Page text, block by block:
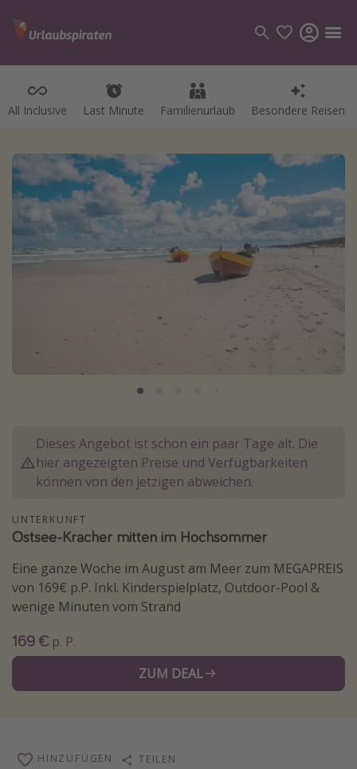
All Inclusive Last Minute Familienurlaub Besondere Reisen
Kategorien
Hotel
Pauschalreisen
Kreuzfahrten
Gozo Urlaub
Normandie Urlaub
Kefalonia Urlaub
Krabi Urlaub
Sri Lanka Rundreise
Reisethemen
Alle Reisethemen
Wellnessurlaub
Disneyland Paris
Singlereisen
Dieses Angebot ist schon ein paar Tage alt. Die
hier angezeigten Preise und Verfügbarkeiten
können von den jetzigen abweichen.
UNTERKUNFT
Ostsee-Kracher mitten im Hochsommer
Eine ganze Woche im August am Meer zum MEGAPREIS
von 169€ p.P. Inkl. Kinderspielplatz, Outdoor-Pool &
wenige Minuten vom Strand
169 € p. P.
ZUM DEAL
HINZUFÜGEN TEILEN